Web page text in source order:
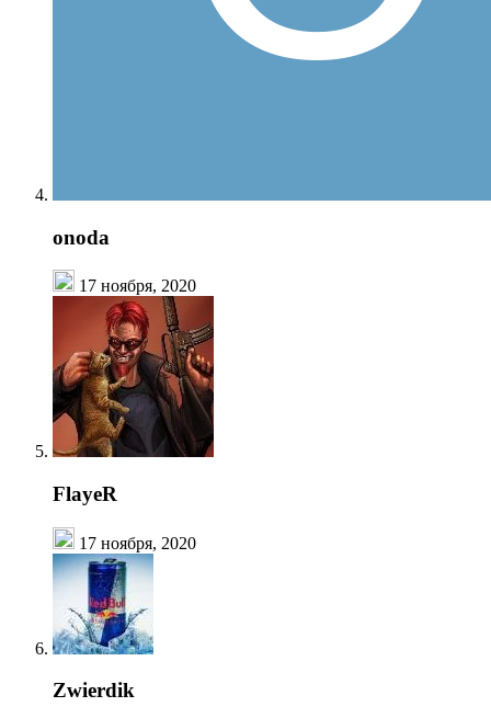
onoda
17 ноября, 2020
FlayeR
17 ноября, 2020
Zwierdik